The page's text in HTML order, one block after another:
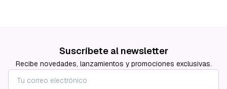
Suscríbete al newsletter
Recibe novedades, lanzamientos y promociones exclusivas.